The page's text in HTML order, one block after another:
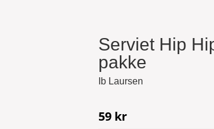
Serviet Hip
pakke
Ib Laursen
59 kr